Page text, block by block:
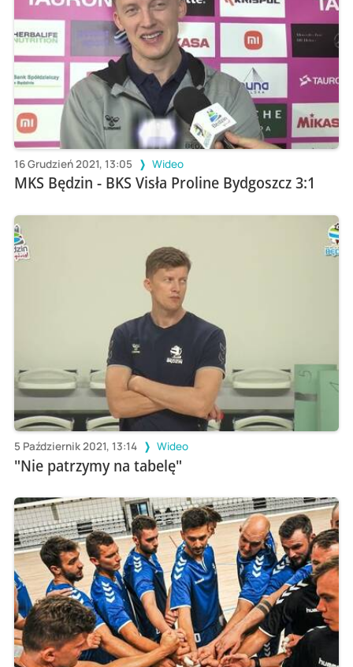
16 Grudzień 2021, 13:05 Wideo
MKS Będzin - BKS Visła Proline Bydgoszcz 3:1
5 Październik 2021, 13:14 Wideo
"Nie patrzymy na tabelę"